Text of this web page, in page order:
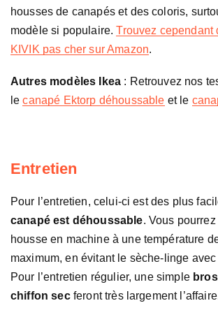
housses de canapés et des coloris,
modèle si populaire.Trouvez cependant
KIVIK pas cher sur Amazon.
Autres modèles Ikea : Retrouvez nos
lecanapé Ektorp déhoussable et le
Entretien
Pour l’entretien, celui-ci est des plus
canapé est déhoussable. Vous
housse en machine à une température
maximum, en évitant le sèche-linge
Pour l’entretien régulier, une simple
chiffon secferont très largement